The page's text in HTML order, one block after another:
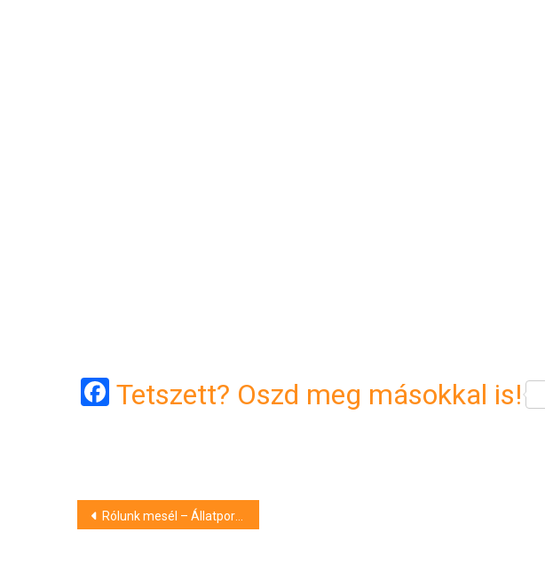
Facebook
Tetszett? Oszd meg másokkal is!
Bejegyzés
Rólunk mesél – Állatportrék, virágmesék – Aradi Zsuzsa különleges kiállítása Debrecenben